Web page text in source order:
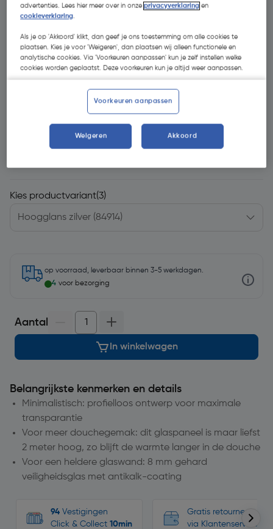
€ 329,00
Kies productvariant(3)
op voorraad, leverbaar binnen 3-5 werkdagen.
4 voor bezorging
Aantal
In winkelwagen
Belangrijkste kenmerken en details
Minimalistisch: profielloos ontwerp voor maximale
transparantie
Voor meer douchegemak: dit glaspaneel is maar liefst
2 meter hoog, zo blijft de warmte langer in de douche
Voor een heldere glaswand: 8 mm gehard
veiligheidsglas met antikalk-coating
94 Vestigingen
Click & Collect 10min
Gratis retourneren,
via Klantenservice
advertenties. Lees hier meer over in onzeprivacyverklaring en
cookieverklaring.
Als je op 'Akkoord' klikt, dan geef je ons toestemming om alle cookies te
plaatsen. Kies je voor 'Weigeren', dan plaatsen wij alleen functionele en
analytische cookies. Via 'Voorkeuren aanpassen' kun je zelf instellen welke
cookies worden geplaatst. Deze voorkeuren kun je altijd weer aanpassen.
Voorkeuren aanpassen
Weigeren Akkoord